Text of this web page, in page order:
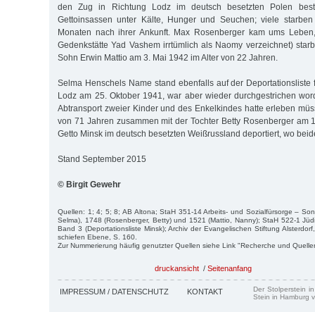
den Zug in Richtung Lodz im deutsch besetzten Polen
Gettoinsassen unter Kälte, Hunger und Seuchen; viele
Monaten nach ihrer Ankunft. Max Rosenberger kam ums
Gedenkstätte Yad Vashem irrtümlich als Naomy verzeichnet)
Sohn Erwin Mattio am 3. Mai 1942 im Alter von 22 Jahren.
Selma Henschels Name stand ebenfalls auf der Deportationsliste
Lodz am 25. Oktober 1941, war aber wieder durchgestrichen
Abtransport zweier Kinder und des Enkelkindes hatte erleben
von 71 Jahren zusammen mit der Tochter Betty Rosenberger am
Getto Minsk im deutsch besetzten Weißrussland deportiert, wo
Stand September 2015
© Birgit Gewehr
Quellen: 1; 4; 5; 8; AB Altona; StaH 351-14 Arbeits- und Sozialfürsorge –
Selma), 1748 (Rosenberger, Betty) und 1521 (Mattio, Nanny); StaH 522-1
Band 3 (Deportationsliste Minsk); Archiv der Evangelischen Stiftung
schiefen Ebene, S. 160.
Zur Nummerierung häufig genutzter Quellen siehe Link "Recherche und
druckansicht / Seitenanfang
IMPRESSUM / DATENSCHUTZ KONTAKT
Der Stolperstein
Stein in Hamburg